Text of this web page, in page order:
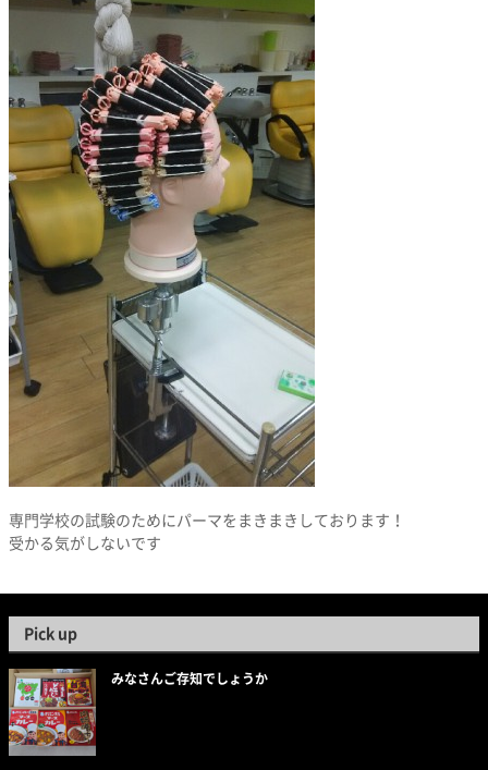
専門学校の試験のためにパーマをまきまきしております！
受かる気がしないです
Pick up
みなさんご存知でしょうか